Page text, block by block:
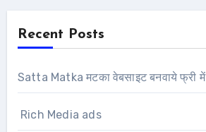
Recent Posts
Satta Matka मटका वेबसाइट बनवाये फ्री में
Rich Media ads